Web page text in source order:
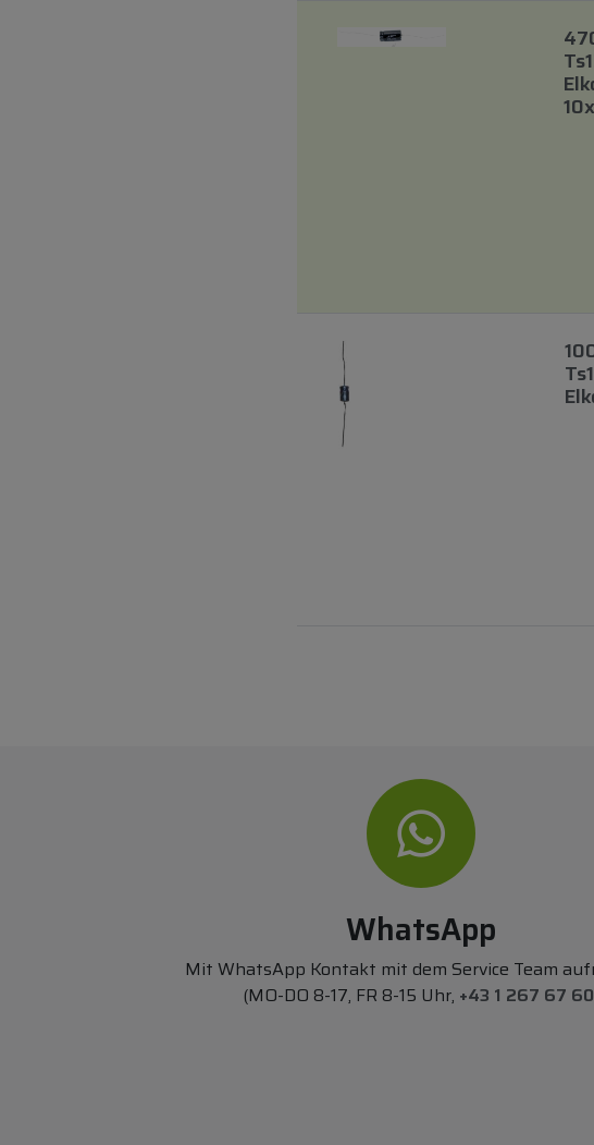
WhatsApp
Mit WhatsApp Kontakt mit dem Service Team
(MO-DO 8-17, FR 8-15 Uhr, +43 1 267 67 60